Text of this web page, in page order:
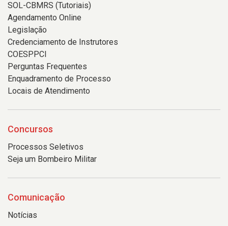
SOL-CBMRS (Tutoriais)
Agendamento Online
Legislação
Credenciamento de Instrutores
COESPPCI
Perguntas Frequentes
Enquadramento de Processo
Locais de Atendimento
Concursos
Processos Seletivos
Seja um Bombeiro Militar
Comunicação
Notícias